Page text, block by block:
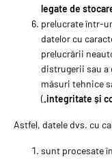
legate de
prelucrate într-
datelor cu
prelucrării
distrugerii sau a
măsuri tehnice
(„integritate și
Astfel, datele dvs. cu
sunt procesate